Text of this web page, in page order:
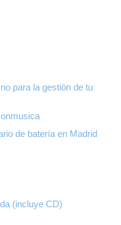
para la gestión de tu
de batería en Madrid
(incluye CD)